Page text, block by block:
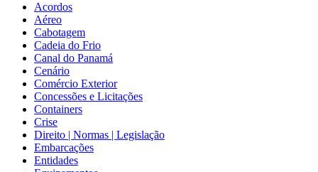
Acordos
Aéreo
Cabotagem
Cadeia do Frio
Canal do Panamá
Cenário
Comércio Exterior
Concessões e Licitações
Containers
Crise
Direito | Normas | Legislação
Embarcações
Entidades